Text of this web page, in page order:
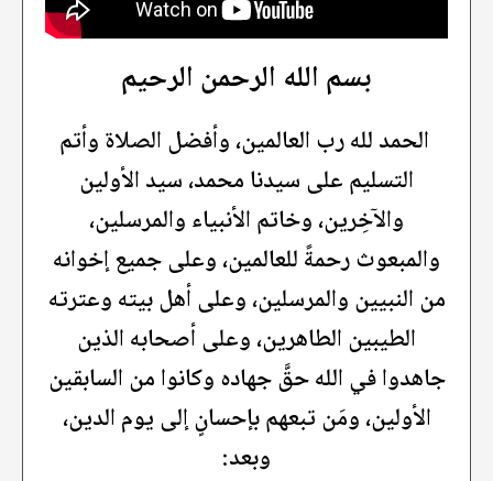
بسم الله الرحمن الرحيم
الحمد لله رب العالمين، وأفضل الصلاة وأتم
التسليم على سيدنا محمد، سيد الأولين
والآخِرين، وخاتم الأنبياء والمرسلين،
والمبعوث رحمةً للعالمين، وعلى جميع إخوانه
من النبيين والمرسلين، وعلى أهل بيته وعترته
الطيبين الطاهرين، وعلى أصحابه الذين
جاهدوا في الله حقَّ جهاده وكانوا من السابقين
الأولين، ومَن تبعهم بإحسانٍ إلى يوم الدين،
وبعد: